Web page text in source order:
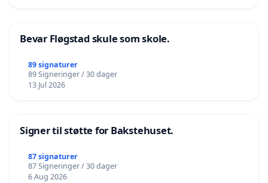
Bevar Fløgstad skule som skole.
89 signaturer
89 Signeringer / 30 dager
13 Jul 2026
Signer til støtte for Bakstehuset.
87 signaturer
87 Signeringer / 30 dager
6 Aug 2026